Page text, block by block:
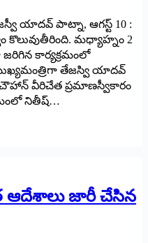
యాదవ్‌ పాట్నా, ఆగస్ట్ 10 :
కొలువుతీరింది. మధ్యాహ్నం 2
కార్యక్రమంలో
తేజస్వి యాదవ్‌
చౌహాన్‌ ‌వీరిచేత ప్రమాణస్వీకారం
నితీష్‌…
ఆదేశాలు జారీ చేసిన